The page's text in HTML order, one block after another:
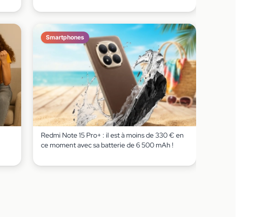
Smartphones
Redmi Note 15 Pro+ : il est à moins de 330 € en
ce moment avec sa batterie de 6 500 mAh !